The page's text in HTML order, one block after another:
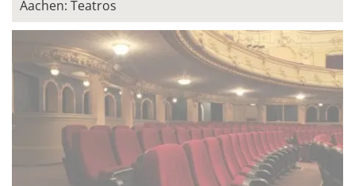
Aachen: Teatros